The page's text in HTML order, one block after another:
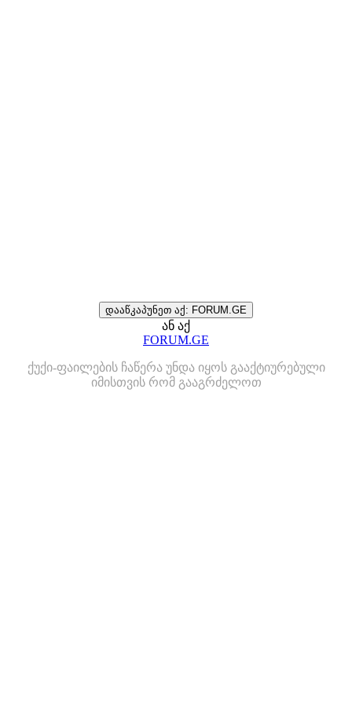
დააწკაპუნეთ აქ: FORUM.GE
ან აქ
FORUM.GE
ქუქი-ფაილების ჩაწერა უნდა იყოს გააქტიურებული
იმისთვის რომ გააგრძელოთ